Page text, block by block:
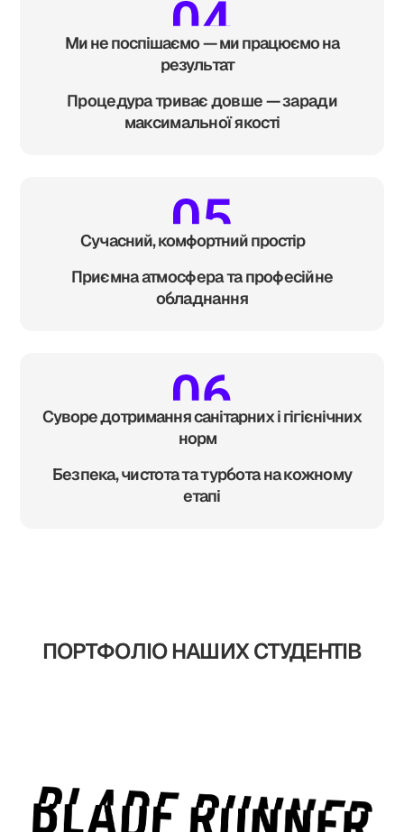
Ми не поспішаємо — ми працюємо на
результат
Процедура триває довше — заради
максимальної якості
Сучасний, комфортний простір
Приємна атмосфера та професійне
обладнання
Суворе дотримання санітарних і гігієнічних
норм
Безпека, чистота та турбота на кожному
етапі
ПОРТФОЛІО НАШИХ СТУДЕНТІВ